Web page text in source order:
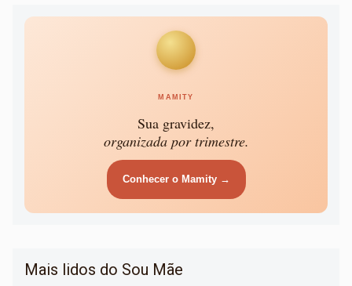
MAMITY
Sua gravidez,
organizada por trimestre.
Conhecer o Mamity →
Mais lidos do Sou Mãe